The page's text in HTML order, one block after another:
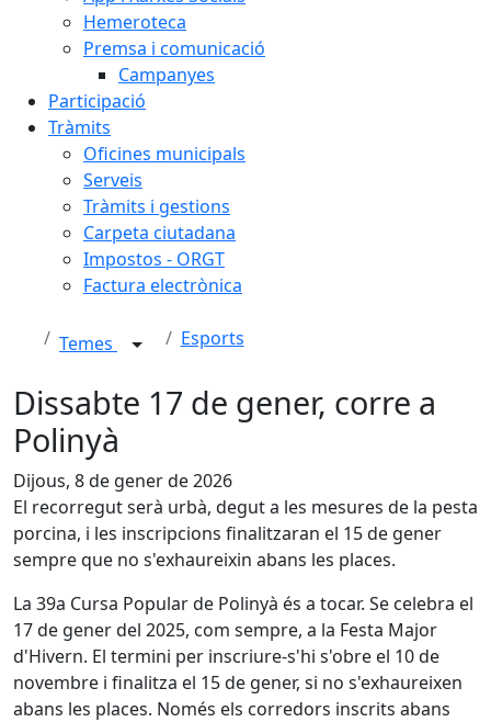
Hemeroteca
Premsa i comunicació
Campanyes
Participació
Tràmits
Oficines municipals
Serveis
Tràmits i gestions
Carpeta ciutadana
Impostos - ORGT
Factura electrònica
Temes Esports
Dissabte 17 de gener, corre a
Polinyà
Dijous, 8 de gener de 2026
El recorregut serà urbà, degut a les mesures de la pesta
porcina, i les inscripcions finalitzaran el 15 de gener
sempre que no s'exhaureixin abans les places.
La 39a Cursa Popular de Polinyà és a tocar. Se celebra el
17 de gener del 2025, com sempre, a la Festa Major
d'Hivern. El termini per inscriure-s'hi s'obre el 10 de
novembre i finalitza el 15 de gener, si no s'exhaureixen
abans les places. Només els corredors inscrits abans